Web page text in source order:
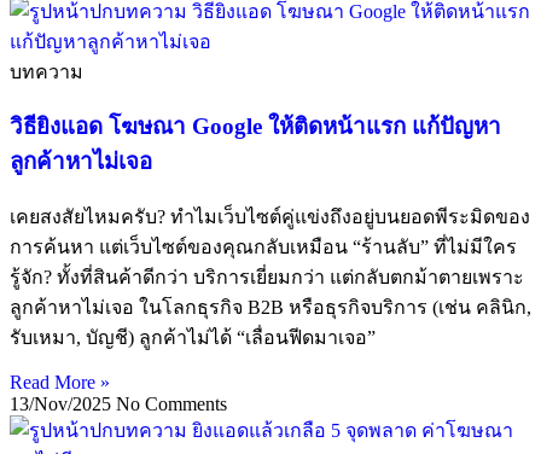
บทความ
วิธียิงแอด โฆษณา Google ให้ติดหน้าแรก แก้ปัญหา
ลูกค้าหาไม่เจอ
เคยสงสัยไหมครับ? ทำไมเว็บไซต์คู่แข่งถึงอยู่บนยอดพีระมิดของ
การค้นหา แต่เว็บไซต์ของคุณกลับเหมือน “ร้านลับ” ที่ไม่มีใคร
รู้จัก? ทั้งที่สินค้าดีกว่า บริการเยี่ยมกว่า แต่กลับตกม้าตายเพราะ
ลูกค้าหาไม่เจอ ในโลกธุรกิจ B2B หรือธุรกิจบริการ (เช่น คลินิก,
รับเหมา, บัญชี) ลูกค้าไม่ได้ “เลื่อนฟีดมาเจอ”
Read More »
13/Nov/2025 No Comments